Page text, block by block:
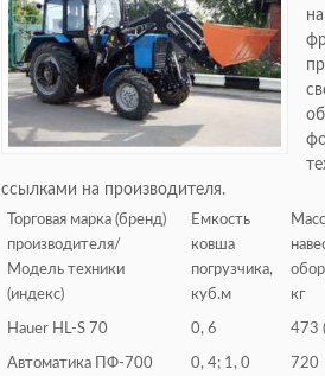
ссылками на производителя.
Торговая марка (бренд)
производителя/
Модель техники
(индекс)
Емкость
ковша
погрузчика,
куб.м
кг
Hauer HL-S 70 0, 6 473
Автоматика ПФ-700 0, 4; 1, 0 720